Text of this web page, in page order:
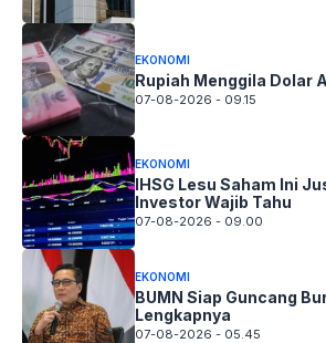
EKONOMI
Rupiah Menggila Dolar
07-08-2026 - 09.15
EKONOMI
IHSG Lesu Saham Ini
Investor Wajib Tahu
07-08-2026 - 09.00
EKONOMI
BUMN Siap Guncang
Lengkapnya
07-08-2026 - 05.45